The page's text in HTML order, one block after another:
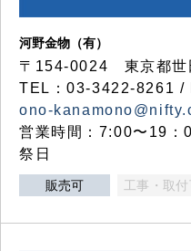
河野金物（有）
〒154-0024 東京都世
TEL：03-3422-8261 /
ono-
営業時間：7:00〜19：
祭日
販売可 工事・取付